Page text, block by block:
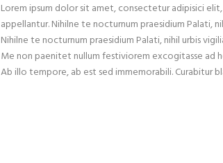
Lorem ipsum dolor sit amet, consectetur adipisici
appellantur. Nihilne te nocturnum praesidium Palati,
Nihilne te nocturnum praesidium Palati, nihil urbis
Me non paenitet nullum festiviorem excogitasse ad
Ab illo tempore, ab est sed immemorabili. Curabitur